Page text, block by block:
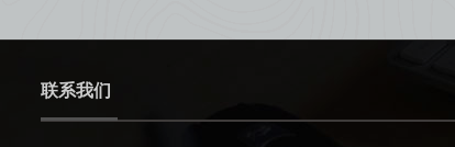
联系我们